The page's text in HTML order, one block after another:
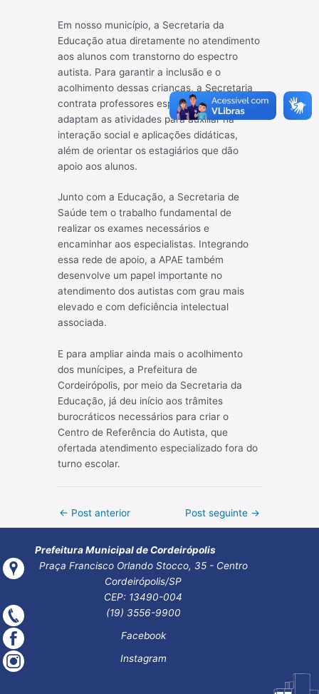
Em nosso município, a Secretaria da
Educação atua diretamente no atendimento
aos alunos com transtorno do espectro
autista. Para garantir a inclusão e o
acolhimento dessas crianças, a Secretaria
contrata professores especializados, que
adaptam as atividades para auxiliar na
interação social e aplicações didáticas,
além de orientar os estagiários que dão
apoio aos alunos.
Junto com a Educação, a Secretaria de
Saúde tem o trabalho fundamental de
realizar os exames necessários e
encaminhar aos especialistas. Integrando
essa rede de apoio, a APAE também
desenvolve um papel importante no
atendimento dos autistas com grau mais
elevado e com deficiência intelectual
associada.
E para ampliar ainda mais o acolhimento
dos munícipes, a Prefeitura de
Cordeirópolis, por meio da Secretaria da
Educação, já deu início aos trâmites
burocráticos necessários para criar o
Centro de Referência do Autista, que
ofertada atendimento especializado fora do
turno escolar.
Post
← Post anterior Post seguinte →
Prefeitura Municipal de Cordeirópolis
Praça Francisco Orlando Stocco, 35 - Centro
Cordeirópolis/SP
CEP: 13490-004
(19) 3556-9900
Facebook
Instagram